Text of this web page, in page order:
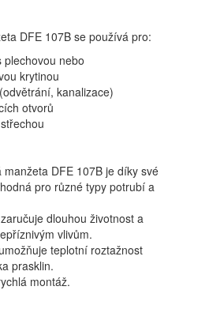
DFE 107B se používá pro:
plechovou nebo
krytinou
kanalizace)
otvorů
manžeta DFE 107B je díky své
pro různé typy potrubí a
dlouhou životnost a
vlivům.
teplotní roztažnost
prasklin.
montáž.